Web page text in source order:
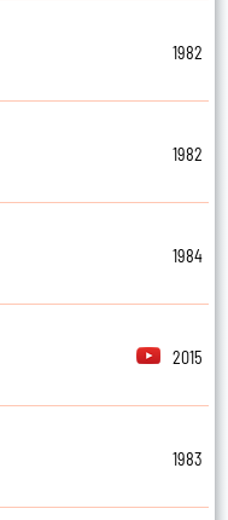
1982
1982
1984
2015
1983